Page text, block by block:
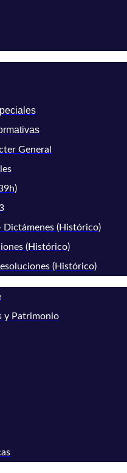
General
(Histórico)
(Histórico)
(Histórico)
y Patrimonio